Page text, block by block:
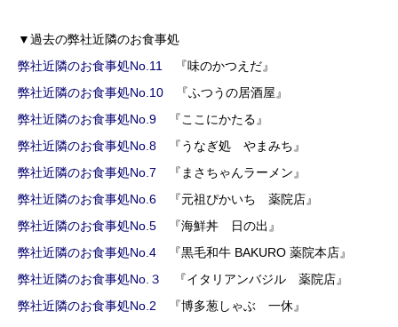
▼過去の弊社近隣のお食事処
弊社近隣のお食事処No.11
『味のかつえだ』
弊社近隣のお食事処No.10 『ふつうの居酒屋』
弊社近隣のお食事処No.9 『ここにかたる』
弊社近隣のお食事処No.8 『うなぎ処 やまみち』
弊社近隣のお食事処No.7 『まさちゃんラーメン』
弊社近隣のお食事処No.6 『元祖ぴかいち 薬院店』
弊社近隣のお食事処No.5 『海鮮丼 日の出』
弊社近隣のお食事処No.4 『黒毛和牛 BAKURO 薬院本店』
弊社近隣のお食事処No.３
『イタリアンバジル 薬院店』
弊社近隣のお食事処No.2 『博多葱しゃぶ 一休』